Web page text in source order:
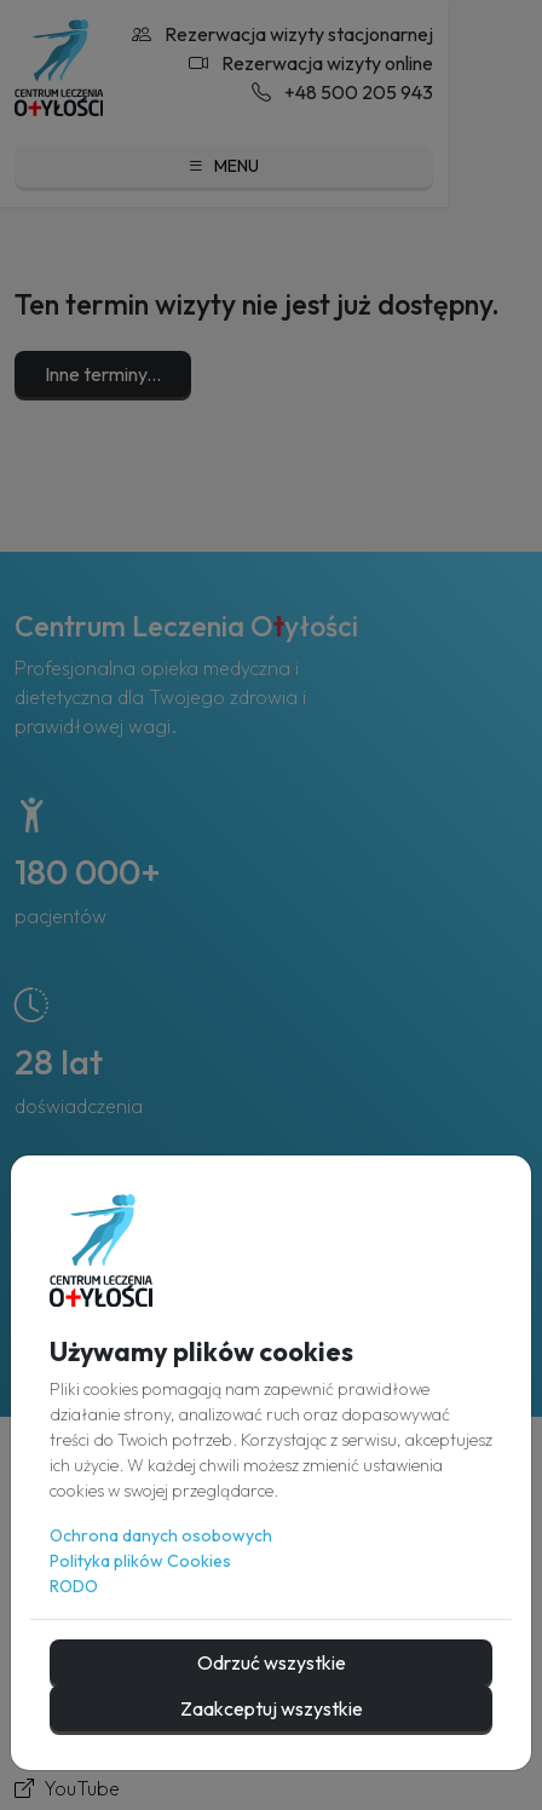
Używamy plików cookies
Pliki cookies pomagają nam zapewnić prawidłowe
działanie strony, analizować ruch oraz dopasowywać
treści do Twoich potrzeb. Korzystając z serwisu, akceptujesz
ich użycie. W każdej chwili możesz zmienić ustawienia
cookies w swojej przeglądarce.
Ochrona danych osobowych
Polityka plików Cookies
RODO
Odrzuć wszystkie
Zaakceptuj wszystkie
Rezerwacja wizyty stacjonarnej
Rezerwacja wizyty online
+48 500 205 943
MENU
Ten termin wizyty nie jest już dostępny.
Inne terminy...
Centrum Leczenia Otyłości
Profesjonalna opieka medyczna i
dietetyczna dla Twojego zdrowia i
prawidłowej wagi.
180 000+
pacjentów
28 lat
doświadczenia
Placówki
w całej Polsce
Odkryj
O nas
Nasz zespół
YouTube